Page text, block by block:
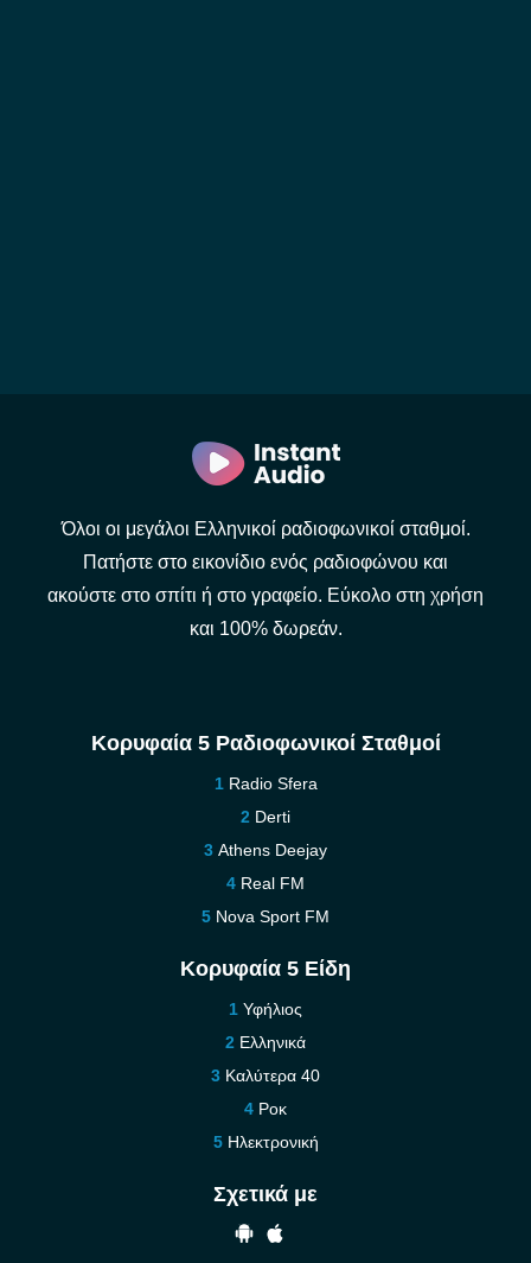
Όλοι οι μεγάλοι Ελληνικοί ραδιοφωνικοί σταθμοί.
Πατήστε στο εικονίδιο ενός ραδιοφώνου και
ακούστε στο σπίτι ή στο γραφείο. Εύκολο στη χρήση
και 100% δωρεάν.
Κορυφαία 5 Ραδιοφωνικοί Σταθμοί
Radio Sfera
Derti
Athens Deejay
Real FM
Nova Sport FM
Κορυφαία 5 Είδη
Υφήλιος
Ελληνικά
Καλύτερα 40
Ροκ
Ηλεκτρονική
Σχετικά με